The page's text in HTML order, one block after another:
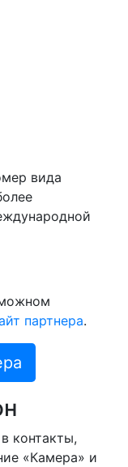
вида
партнера.
контакты,
«Камера» и